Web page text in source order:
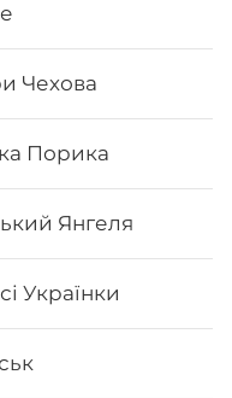
Чехова
Порика
Янгеля
Українки
класік з